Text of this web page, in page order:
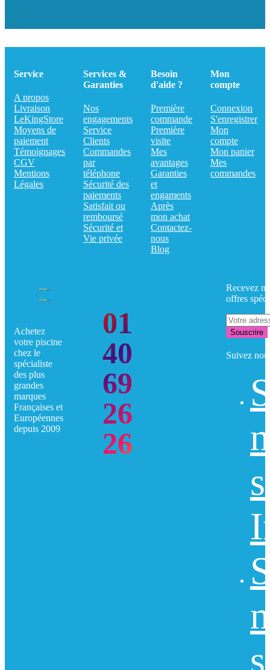
Service
A propos
Livraison
LeKingStore
Moyens de
paiement
Témoignages
CGV
Mentions
Légales
Services &
Garanties
Nos
engagements
Service
Clients
Commandes
par
téléphone
Sécurité des
paiements
Satisfait ou
remboursé
Sécurité et
Vie privée
Besoin
d'aide ?
Première
commande
Première
visite
Mes
avantages
Garanties
et
engaments
Après
mon achat
Contactez-
nous
Blog
Mon
compte
Connexion
S'enregistrer
Mon
compte
Mon panier
Mes
commandes
Achetez
votre piscine
chez le
spécialiste
des plus
grandes
marques
Françaises et
Européennes
depuis 2009
01
40
69
26
26
Recevez
offres
Souscrire
Suivez